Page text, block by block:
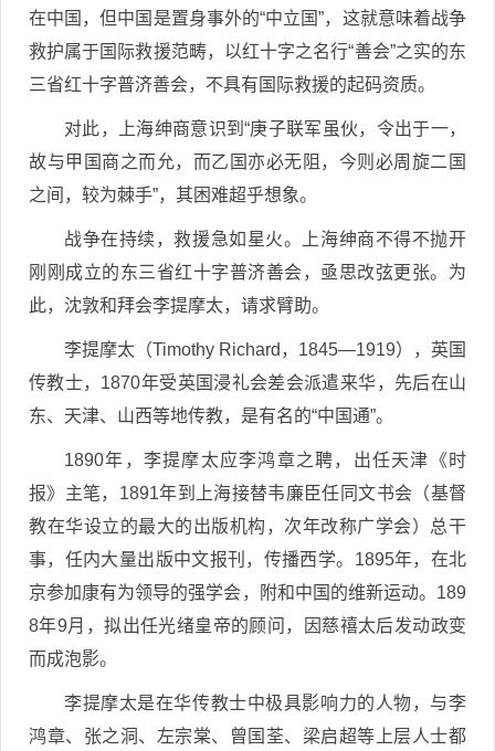
在中国，但中国是置身事外的“中立国”，这就意味着战争
救护属于国际救援范畴，以红十字之名行“善会”之实的东
三省红十字普济善会，不具有国际救援的起码资质。
对此，上海绅商意识到“庚子联军虽伙，令出于一，
故与甲国商之而允，而乙国亦必无阻，今则必周旋二国
之间，较为棘手”，其困难超乎想象。
战争在持续，救援急如星火。上海绅商不得不抛开
刚刚成立的东三省红十字普济善会，亟思改弦更张。为
此，沈敦和拜会李提摩太，请求臂助。
李提摩太（Timothy Richard，1845—1919），英国
传教士，1870年受英国浸礼会差会派遣来华，先后在山
东、天津、山西等地传教，是有名的“中国通”。
1890年，李提摩太应李鸿章之聘，出任天津《时
报》主笔，1891年到上海接替韦廉臣任同文书会（基督
教在华设立的最大的出版机构，次年改称广学会）总干
事，任内大量出版中文报刊，传播西学。1895年，在北
京参加康有为领导的强学会，附和中国的维新运动。189
8年9月，拟出任光绪皇帝的顾问，因慈禧太后发动政变
而成泡影。
李提摩太是在华传教士中极具影响力的人物，与李
鸿章、张之洞、左宗棠、曾国荃、梁启超等上层人士都